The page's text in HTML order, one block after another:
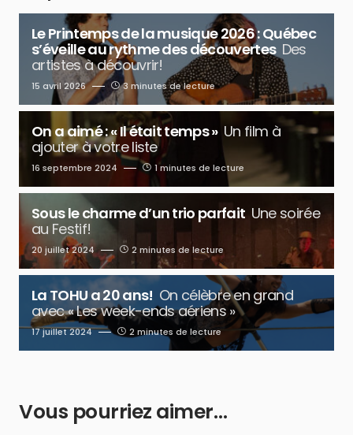
Le Printemps de la musique 2026 : Québec
s’éveille au rythme des découvertes Des
artistes à découvrir!
15 avril 2026 3 minutes de lecture
On a aimé : « Il était temps » Un film à
ajouter à votre liste
16 septembre 2024 1 minutes de lecture
Sous le charme d’un trio parfait Une soirée
au Festif!
20 juillet 2024 2 minutes de lecture
La TOHU a 20 ans! On célèbre en grand
avec « Les week-ends aériens »
17 juillet 2024 2 minutes de lecture
Vous pourriez aimer…